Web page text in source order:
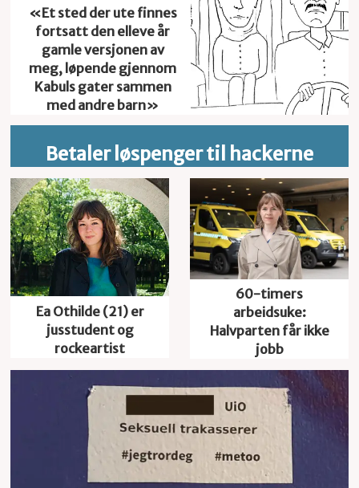
«Et sted der ute finnes
fortsatt den elleve år
gamle versjonen av
meg, løpende gjennom
Kabuls gater sammen
med andre barn»
Betaler løspenger til hackerne
Ea Othilde (21) er
jusstudent og
rockeartist
60-timers
arbeidsuke:
Halvparten får ikke
jobb